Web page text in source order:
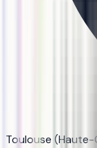
Toulouse (Haute-